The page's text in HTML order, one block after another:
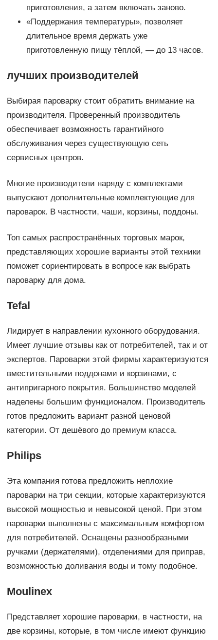
приготовления, а затем включать заново.
«Поддержания температуры», позволяет
длительное время держать уже
приготовленную пищу тёплой, — до 13 часов.
лучших производителей
Выбирая пароварку стоит обратить внимание на
производителя. Проверенный производитель
обеспечивает возможность гарантийного
обслуживания через существующую сеть
сервисных центров.
Многие производители наряду с комплектами
выпускают дополнительные комплектующие для
пароварок. В частности, чаши, корзины, поддоны.
Топ самых распространённых торговых марок,
представляющих хорошие варианты этой техники
поможет сориентировать в вопросе как выбрать
пароварку для дома.
Tefal
Лидирует в направлении кухонного оборудования.
Имеет лучшие отзывы как от потребителей, так и от
экспертов. Пароварки этой фирмы характеризуются
вместительными поддонами и корзинами, с
антипригарного покрытия. Большинство моделей
наделены большим функционалом. Производитель
готов предложить вариант разной ценовой
категории. От дешёвого до премиум класса.
Philips
Эта компания готова предложить неплохие
пароварки на три секции, которые характеризуются
высокой мощностью и невысокой ценой. При этом
пароварки выполнены с максимальным комфортом
для потребителей. Оснащены разнообразными
ручками (держателями), отделениями для приправ,
возможностью доливания воды и тому подобное.
Moulinex
Представляет хорошие пароварки, в частности, на
две корзины, которые, в том числе имеют функцию